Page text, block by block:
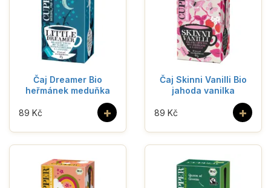
Čaj Dreamer Bio
heřmánek meduňka
+
89 Kč
Čaj Skinni Vanilli Bio
jahoda vanilka
+
89 Kč